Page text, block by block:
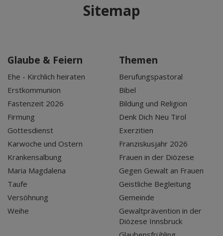
Sitemap
Glaube & Feiern
Ehe - Kirchlich heiraten
Erstkommunion
Fastenzeit 2026
Firmung
Gottesdienst
Karwoche und Ostern
Krankensalbung
Maria Magdalena
Taufe
Versöhnung
Weihe
Themen
Berufungspastoral
Bibel
Bildung und Religion
Denk Dich Neu Tirol
Exerzitien
Franziskusjahr 2026
Frauen in der Diözese
Gegen Gewalt an Frauen
Geistliche Begleitung
Gemeinde
Gewaltprävention in der
Diözese Innsbruck